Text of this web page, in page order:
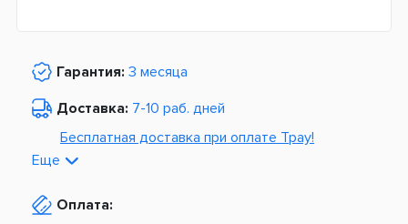
Гарантия: 3 месяца
Доставка: 7-10 раб. дней
Бесплатная доставка при оплате Tpay!
Из Европы от
Еще
Оплата: